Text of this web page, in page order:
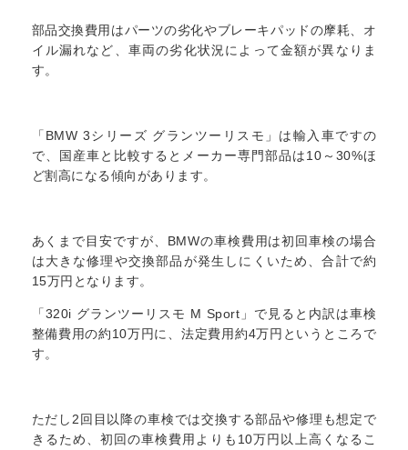
部品交換費用はパーツの劣化やブレーキパッドの摩耗、オ
イル漏れなど、車両の劣化状況によって金額が異なりま
す。
「BMW 3シリーズ グランツーリスモ」は輸入車ですの
で、国産車と比較するとメーカー専門部品は10～30%ほ
ど割高になる傾向があります。
あくまで目安ですが、BMWの車検費用は初回車検の場合
は大きな修理や交換部品が発生しにくいため、合計で約
15万円となります。
「320i グランツーリスモ M Sport」で見ると内訳は車検
整備費用の約10万円に、法定費用約4万円というところで
す。
ただし2回目以降の車検では交換する部品や修理も想定で
きるため、初回の車検費用よりも10万円以上高くなるこ